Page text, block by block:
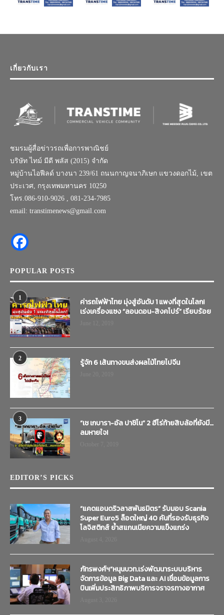
เกี่ยวกับเรา
ชมรมผู้สื่อข่าวรถเพื่อการพาณิชย์
บริษัท ไทม์ มีดี พลัส (2015) จำกัด
หมู่บ้านไอฟีลด์ บางนา 239/61 ถนนกาญจนาภิเษก แขวงดอกไม้, เขต
ประเวศ, กรุงเทพมหานคร 10250
โทร.086-910-9026 , 081-234-7985
email: transtimenews@gmail.com
POPULAR POSTS
1
ค่ารถไฟฟ้าไทย มุ่งสู่อันดับ 1 แพงที่สุดในโลก!
เร่งเครื่องแซง “ลอนดอน-สิงคโปร์” เรียบร้อย
2 รู้จัก 6 เส้นทางขนส่งผลไม้ไทยไปจีน
3
“เช เกบารา-อัล ปาชิโน” 2 ฮีโร่ท้ายสิบล้อที่ยังมี…
ลมหายใจ!
EDITOR’S PICKS
“แคดแอนดริวลาสพันธมิตร” รับมอบ Scania
Super Euro5 ล็อตใหญ่ 40 คันที่รองรับธุรกิจ
โลจิสติกส์ ย้ำสแกนเนียความแข็งแกร่ง
ภัทรพงศ์ฯ”หนุนบวท.เร่งพัฒนาระบบบริหาร
จัดการข้อมูล Big Data และ AI เชื่อมข้อมูลการ
บินเพิ่มประสิทธิภาพบริการจราจรทางอากาศ